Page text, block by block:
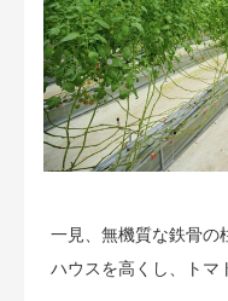
一見、無機質な鉄骨の
ハウスを高くし、トマ